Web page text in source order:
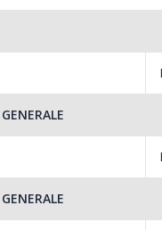
suficienta pentru